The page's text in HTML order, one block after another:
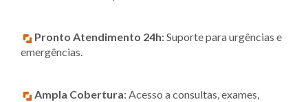
Pronto Atendimento 24h: Suporte para urgências e
emergências.
Ampla Cobertura: Acesso a consultas, exames,